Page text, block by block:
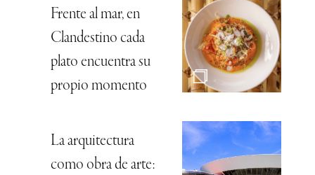
Frente al mar, en
Clandestino cada
plato encuentra su
propio momento
La arquitectura
como obra de arte: